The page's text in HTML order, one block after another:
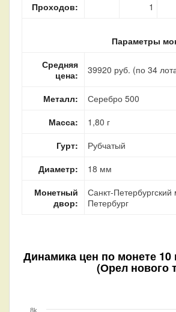
Проходов: 1
Параметры
Средняя
цена:
39920 руб. (по 34
Металл:
Серебро 500
Масса:
1,80 г
Гурт:
Рубчатый
Диаметр:
18 мм
Монетный
двор:
Санкт-
Петербург
Динамика цен по монете 10
(Орел нового
8k